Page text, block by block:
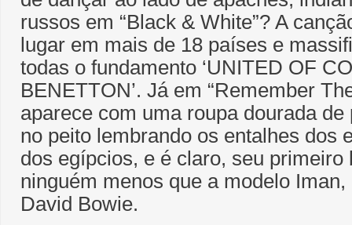
russos em “Black & White”? A
lugar em mais de 18 países e
todas o fundamento ‘UNITED OF
BENETTON’. Já em “Remember
aparece com uma roupa dourada
no peito lembrando os entalhes dos
dos egípcios, e é claro, seu primeiro
ninguém menos que a modelo
David Bowie.